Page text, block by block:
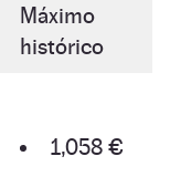
Máximo
histórico
1,058 €